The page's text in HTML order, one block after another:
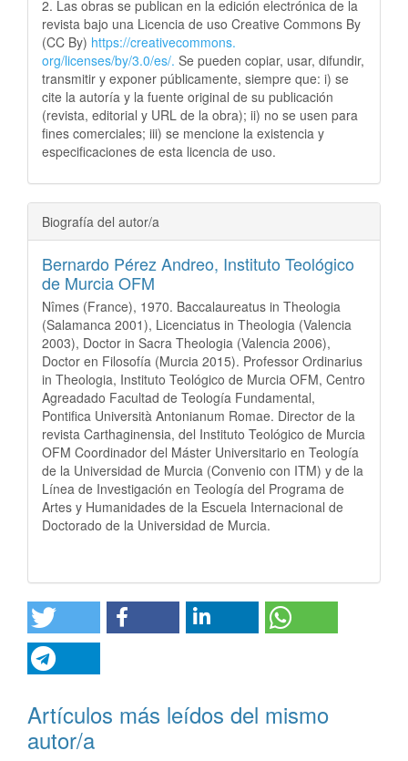
2. Las obras se publican en la edición electrónica de la
revista bajo una Licencia de uso Creative Commons By
(CC By) https://creativecommons.
org/licenses/by/3.0/es/. Se pueden copiar, usar, difundir,
transmitir y exponer públicamente, siempre que: i) se
cite la autoría y la fuente original de su publicación
(revista, editorial y URL de la obra); ii) no se usen para
fines comerciales; iii) se mencione la existencia y
especificaciones de esta licencia de uso.
Biografía del autor/a
Bernardo Pérez Andreo, Instituto Teológico
de Murcia OFM
Nîmes (France), 1970. Baccalaureatus in Theologia
(Salamanca 2001), Licenciatus in Theologia (Valencia
2003), Doctor in Sacra Theologia (Valencia 2006),
Doctor en Filosofía (Murcia 2015). Professor Ordinarius
in Theologia, Instituto Teológico de Murcia OFM, Centro
Agreadado Facultad de Teología Fundamental,
Pontifica Università Antonianum Romae. Director de la
revista Carthaginensia, del Instituto Teológico de Murcia
OFM Coordinador del Máster Universitario en Teología
de la Universidad de Murcia (Convenio con ITM) y de la
Línea de Investigación en Teología del Programa de
Artes y Humanidades de la Escuela Internacional de
Doctorado de la Universidad de Murcia.
Artículos más leídos del mismo
autor/a